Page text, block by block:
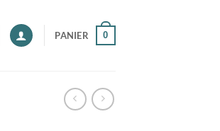
PANIER 0